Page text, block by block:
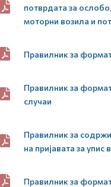
потврдата за
моторни возила и
Правилник за
Правилник за
случаи
Правилник за
на пријавата за
Правилник за